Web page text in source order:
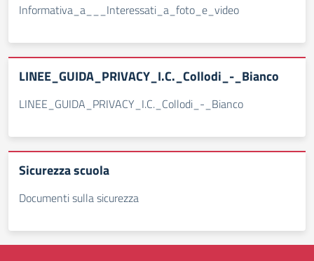
Informativa_a___Interessati_a_foto_e_video
LINEE_GUIDA_PRIVACY_I.C._Collodi_-_Bianco
LINEE_GUIDA_PRIVACY_I.C._Collodi_-_Bianco
Sicurezza scuola
Documenti sulla sicurezza